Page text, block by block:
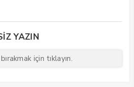
YAZIN
için tıklayın.